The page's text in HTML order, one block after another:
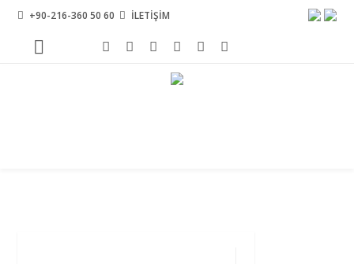
+90-216-360 50 60 İLETİŞİM